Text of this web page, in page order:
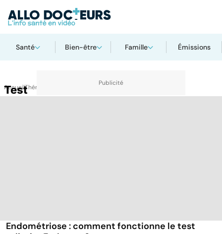
Santé Bien-être Famille Émissions
AccueilThématiques
Test
Endométriose : comment fonctionne le test